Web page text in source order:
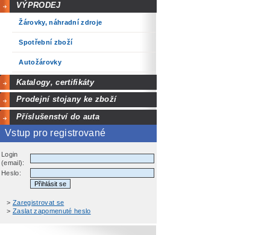
VÝPRODEJ
Žárovky, náhradní zdroje
Spotřební zboží
Autožárovky
Katalogy, certifikáty
Prodejní stojany ke zboží
Příslušenství do auta
Vstup pro registrované
Login
(email):
Heslo:
> Zaregistrovat se
> Zaslat zapomenuté heslo